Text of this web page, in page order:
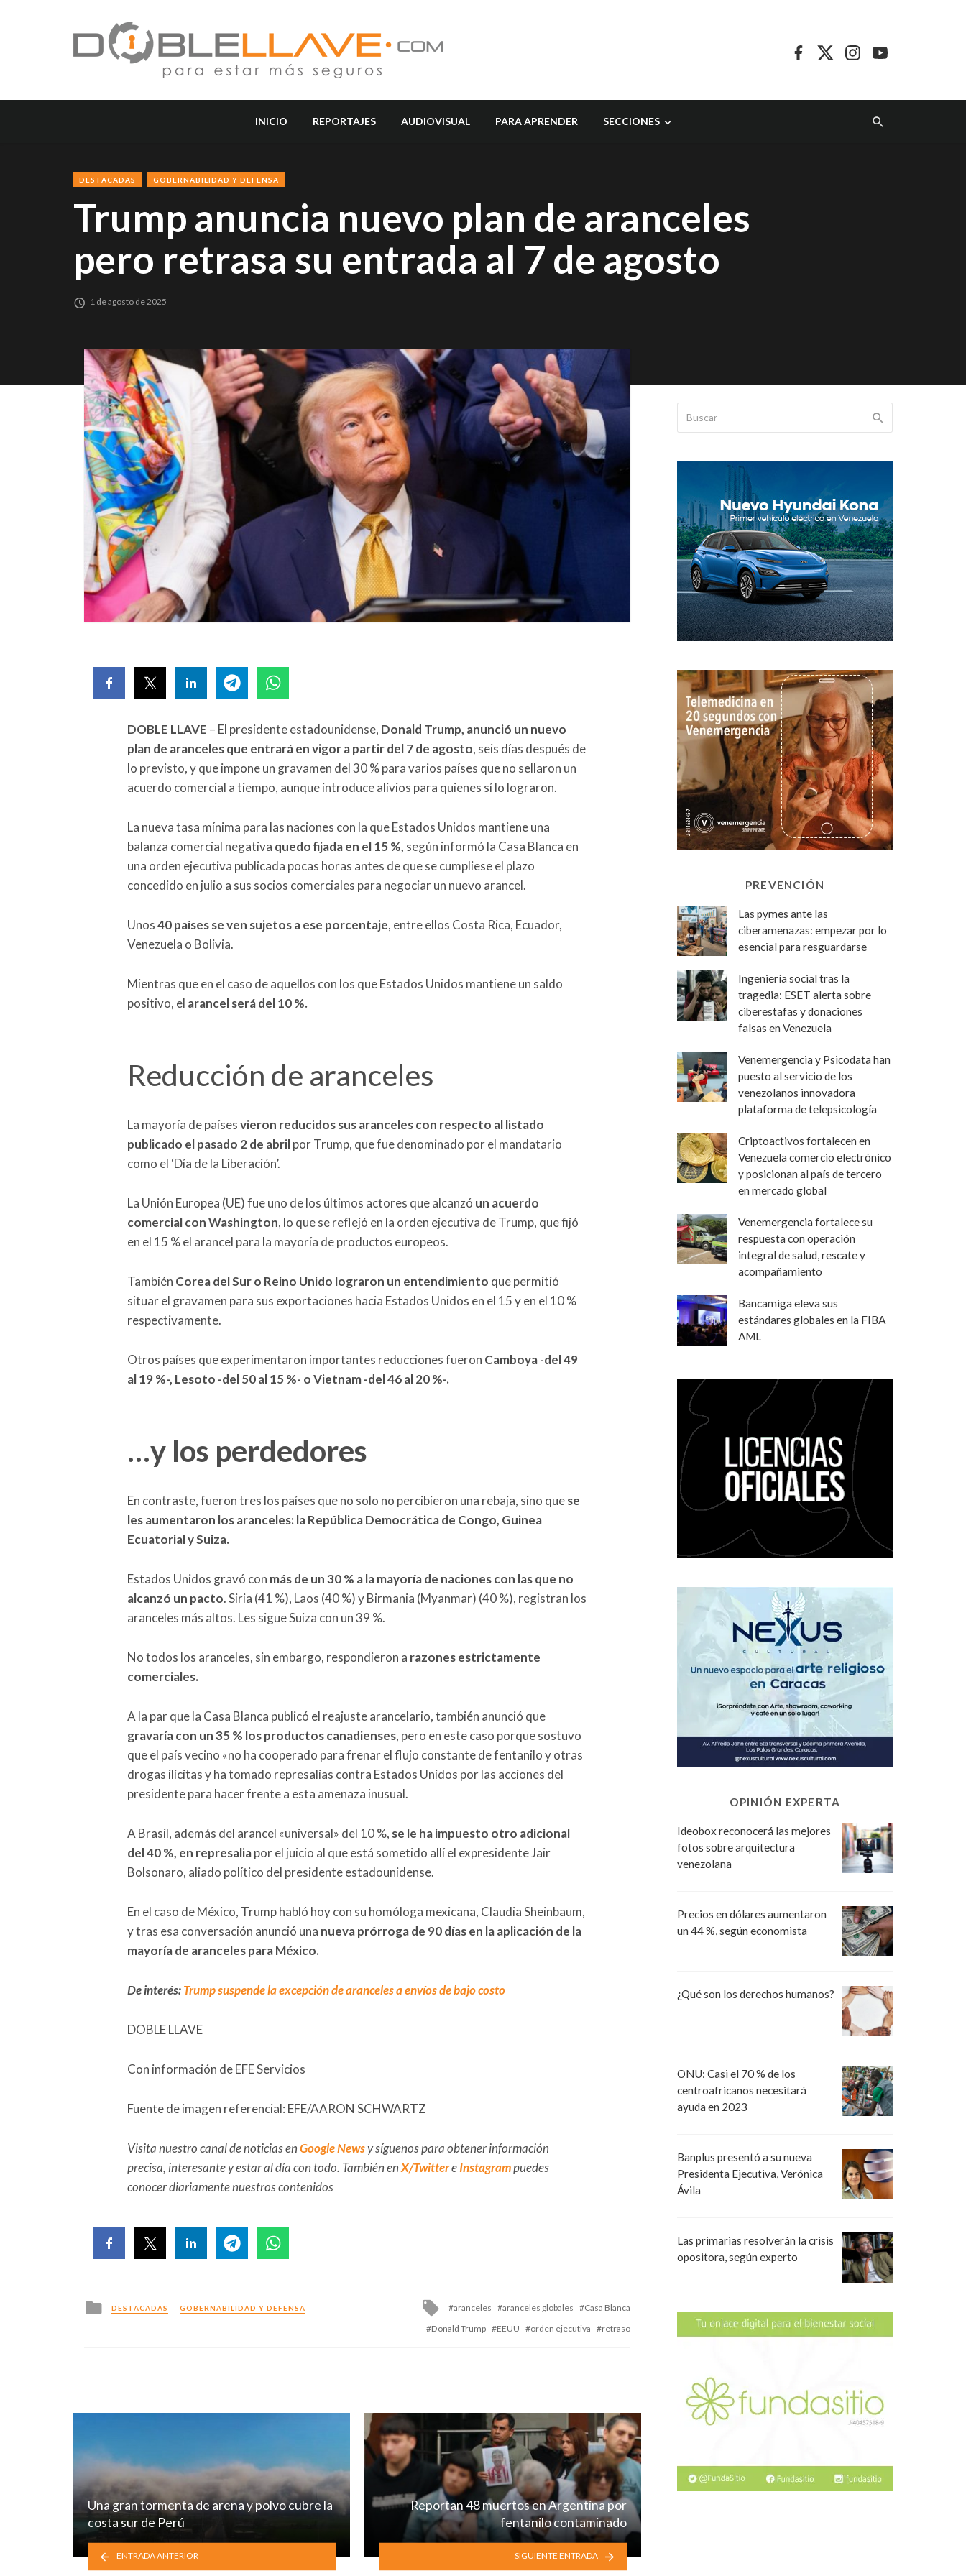
INICIO REPORTAJES AUDIOVISUAL PARA APRENDER SECCIONES
DESTACADAS GOBERNABILIDAD Y DEFENSA
Trump anuncia nuevo plan de aranceles
pero retrasa su entrada al 7 de agosto
1 de agosto de 2025
DOBLE LLAVE – El presidente estadounidense, Donald Trump, anunció un nuevo
plan de aranceles que entrará en vigor a partir del 7 de agosto, seis días después de
lo previsto, y que impone un gravamen del 30 % para varios países que no sellaron un
acuerdo comercial a tiempo, aunque introduce alivios para quienes sí lo lograron.
La nueva tasa mínima para las naciones con la que Estados Unidos mantiene una
balanza comercial negativa quedo fijada en el 15 %, según informó la Casa Blanca en
una orden ejecutiva publicada pocas horas antes de que se cumpliese el plazo
concedido en julio a sus socios comerciales para negociar un nuevo arancel.
Unos40 países se ven sujetos a ese porcentaje, entre ellos Costa Rica, Ecuador,
Venezuela o Bolivia.
Mientras que en el caso de aquellos con los que Estados Unidos mantiene un saldo
positivo, el arancel será del 10 %.
Reducción de aranceles
La mayoría de paísesvieron reducidos sus aranceles con respecto al listado
publicado el pasado 2 de abrilpor Trump, que fue denominado por el mandatario
como el ‘Día de la Liberación’.
La Unión Europea (UE) fue uno de los últimos actores que alcanzó un acuerdo
comercial con Washington, lo que se reflejó en la orden ejecutiva de Trump, que fijó
en el 15 % el arancel para la mayoría de productos europeos.
También Corea del Sur o Reino Unido lograron un entendimiento que permitió
situar el gravamen para sus exportaciones hacia Estados Unidos en el 15 y en el 10 %
respectivamente.
Otros países que experimentaron importantes reducciones fueron Camboya -del 49
al 19 %-, Lesoto -del 50 al 15 %- o Vietnam -del 46 al 20 %-.
…y los perdedores
En contraste, fueron tres los países que no solo no percibieron una rebaja, sino quese
les aumentaron los aranceles: la República Democrática de Congo, Guinea
Ecuatorial y Suiza.
Estados Unidos gravó con más de un 30 % a la mayoría de naciones con las que no
alcanzó un pacto. Siria (41 %), Laos (40 %) y Birmania (Myanmar) (40 %), registran los
aranceles más altos. Les sigue Suiza con un 39 %.
No todos los aranceles, sin embargo, respondieron a razones estrictamente
comerciales.
A la par que la Casa Blanca publicó el reajuste arancelario, también anunció que
gravaría con un 35 % los productos canadienses, pero en este caso porque sostuvo
que el país vecino «no ha cooperado para frenar el flujo constante de fentanilo y otras
drogas ilícitas y ha tomado represalias contra Estados Unidos por las acciones del
presidente para hacer frente a esta amenaza inusual.
A Brasil, además del arancel «universal» del 10 %, se le ha impuesto otro adicional
del 40 %, en represaliapor el juicio al que está sometido allí el expresidente Jair
Bolsonaro, aliado político del presidente estadounidense.
En el caso de México, Trump habló hoy con su homóloga mexicana, Claudia Sheinbaum,
y tras esa conversación anunció una nueva prórroga de 90 días en la aplicación de la
mayoría de aranceles para México.
De interés:Trump suspende la excepción de aranceles a envíos de bajo costo
DOBLE LLAVE
Con información de EFE Servicios
Fuente de imagen referencial: EFE/AARON SCHWARTZ
Visita nuestro canal de noticias enGoogle Newsy síguenos para obtener información
precisa, interesante y estar al día con todo. También enX/TwittereInstagrampuedes
conocer diariamente nuestros contenidos
Posted
in
DESTACADAS GOBERNABILIDAD Y DEFENSA
Tagged
aranceles aranceles globales
Casa Blanca
Donald Trump
EEUU orden ejecutiva retraso
Una gran tormenta de arena y polvo cubre la
costa sur de Perú
ENTRADA ANTERIOR
Reportan 48 muertos en Argentina por
fentanilo contaminado
SIGUIENTE ENTRADA
PREVENCIÓN
Las pymes ante las
ciberamenazas: empezar por lo
esencial para resguardarse
Ingeniería social tras la
tragedia: ESET alerta sobre
ciberestafas y donaciones
falsas en Venezuela
Venemergencia y Psicodata han
puesto al servicio de los
venezolanos innovadora
plataforma de telepsicología
Criptoactivos fortalecen en
Venezuela comercio electrónico
y posicionan al país de tercero
en mercado global
Venemergencia fortalece su
respuesta con operación
integral de salud, rescate y
acompañamiento
Bancamiga eleva sus
estándares globales en la FIBA
AML
OPINIÓN EXPERTA
Ideobox reconocerá las mejores
fotos sobre arquitectura
venezolana
Precios en dólares aumentaron
un 44 %, según economista
¿Qué son los derechos humanos?
ONU: Casi el 70 % de los
centroafricanos necesitará
ayuda en 2023
Banplus presentó a su nueva
Presidenta Ejecutiva, Verónica
Ávila
Las primarias resolverán la crisis
opositora, según experto